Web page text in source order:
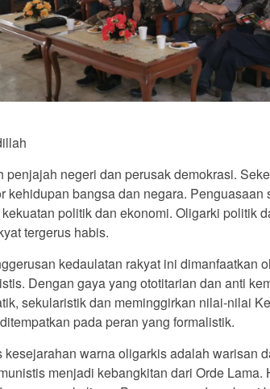
penjajah negeri dan perusak demokrasi.
kehidupan bangsa dan negara. Penguasaan
politik dan ekonomi. Oligarki politik
tergerus habis.
kedaulatan rakyat ini dimanfaatkan
Dengan gaya yang ototitarian dan anti
sekularistik dan meminggirkan nilai-nilai
pada peran yang formalistik.
kesejarahan warna oligarkis adalah warisan
menjadi kebangkitan dari Orde Lama.